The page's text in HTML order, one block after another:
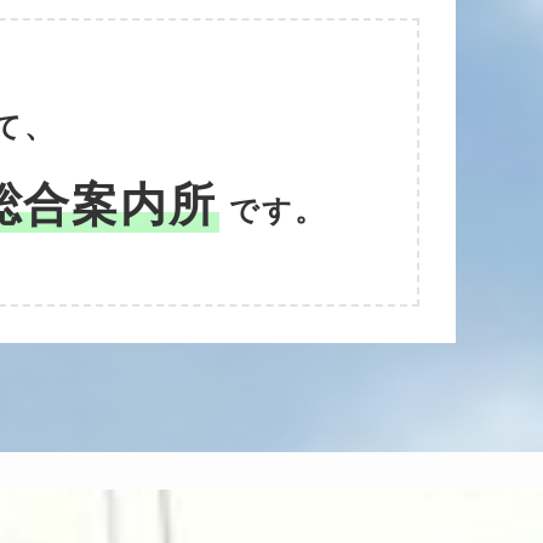
、
合案内所です。